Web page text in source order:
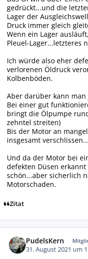
gedrückt...und die
Lager der
Druck immer gleich
Wenn ein Lager
Pleuel-Lager...letzteres
Ich würde also eher
verlorenen Öldruck
Kolbenböden.
Aber darüber kann
Bei einer gut
bringt die Ölpumpe
zehntel streiten)
Bis der Motor an
insgesamt
Und da der Motor bei
defekten Düsen
schön...aber sicherlich
Motorschaden.
Zitat
PudelsKern
31. August 2021 um